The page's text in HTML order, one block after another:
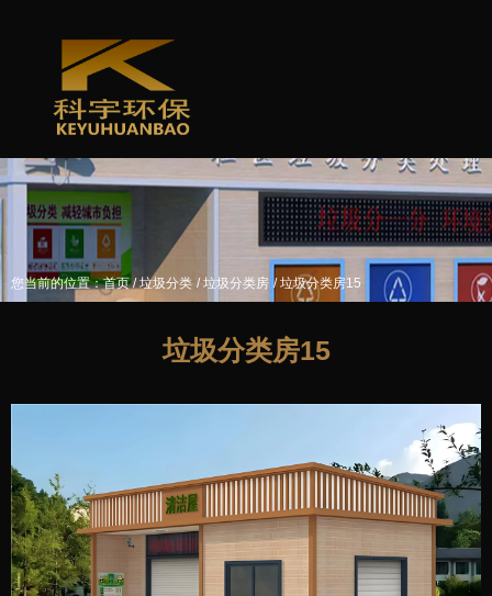
您当前的位置：首页/垃圾分类 /垃圾分类房 /垃圾分类房15
垃圾分类房15